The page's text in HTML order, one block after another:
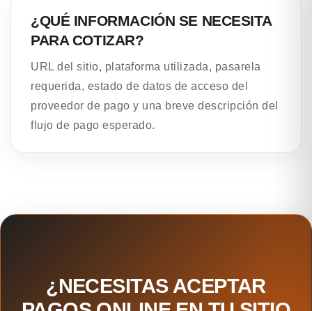
¿QUÉ INFORMACIÓN SE NECESITA
PARA COTIZAR?
URL del sitio, plataforma utilizada, pasarela
requerida, estado de datos de acceso del
proveedor de pago y una breve descripción del
flujo de pago esperado.
¿NECESITAS ACEPTAR